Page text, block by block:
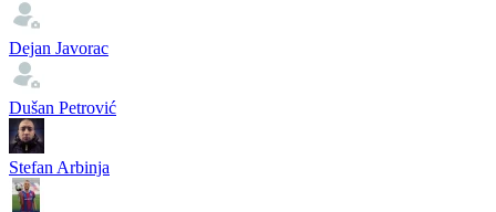
Dejan Javorac
Dušan Petrović
Stefan Arbinja